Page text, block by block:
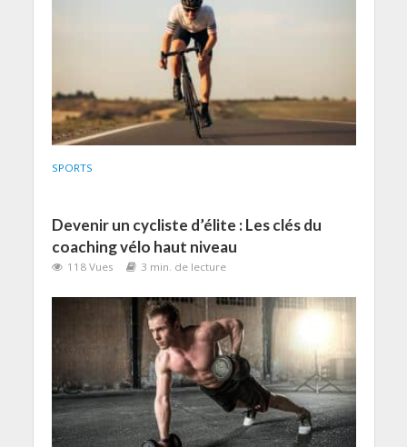
SPORTS
Devenir un cycliste d’élite : Les clés du
coaching vélo haut niveau
118 Vues 3 min. de lecture